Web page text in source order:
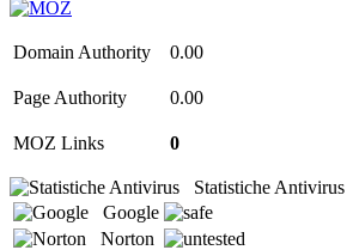
Domain Authority 0.00
Page Authority 0.00
MOZ Links 0
Statistiche Antivirus
Google
Norton